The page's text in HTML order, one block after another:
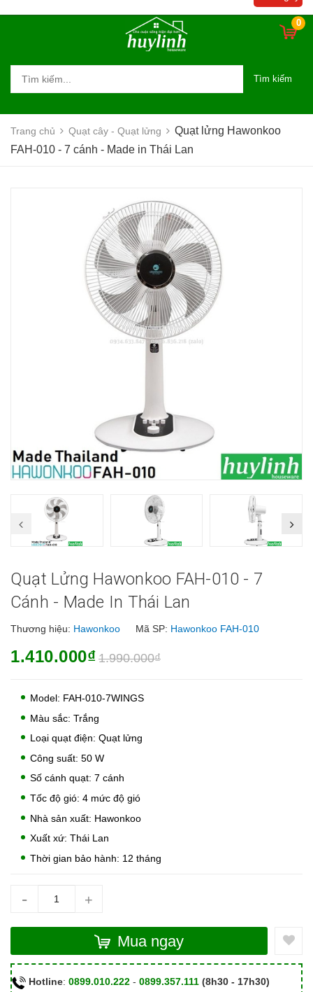
0
Tìm kiếm
Trang chủ Quạt cây - Quạt lửng
Quạt lửng Hawonkoo
FAH-010 - 7 cánh - Made in Thái Lan
Quạt Lửng Hawonkoo FAH-010 - 7
Cánh - Made In Thái Lan
Thương hiệu: Hawonkoo Mã SP: Hawonkoo FAH-010
1.410.000₫ 1.990.000₫
Model: FAH-010-7WINGS
Màu sắc: Trắng
Loại quạt điện: Quạt lửng
Công suất: 50 W
Số cánh quạt: 7 cánh
Tốc độ gió: 4 mức độ gió
Nhà sản xuất: Hawonkoo
Xuất xứ: Thái Lan
Thời gian bảo hành: 12 tháng
- +
Mua ngay
Hotline: 0899.010.222 - 0899.357.111 (8h30 - 17h30)